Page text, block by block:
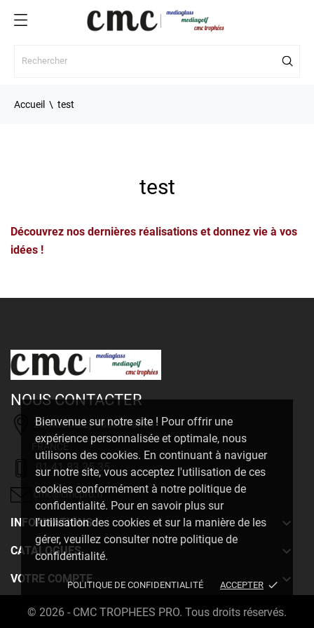
Bienvenue sur notre site ! Pour offrir une
expérience personnalisée et optimale, nous
utilisons des cookies. En continuant à naviguer
sur notre site, vous acceptez l'utilisation de ces
cookies conformément à notre politique de
confidentialité. Pour en savoir plus sur
l'utilisation des cookies et sur la manière de les
gérer, veuillez consulter notre politique de
confidentialité.
POLITIQUE DE CONFIDENTIALITÉ ACCEPTER done
Accueil test
test
Découvrez nos dernières réalisations et donnez vie à vos
idées !
NOUS CONTACTER
20, Rue Delizy 93500 Pantin
FRANCE
01 41 83 25 35
cmc@cmcpro.fr
INFORMATIONS 
CATALOGUES 
VOTRE COMPTE 
© 2026 - CMC TROPHEES PRO. Tous droits réservés.